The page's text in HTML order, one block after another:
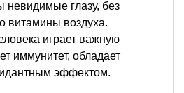
невидимые глазу, без
витамины воздуха.
играет важную
иммунитет, обладает
эффектом.